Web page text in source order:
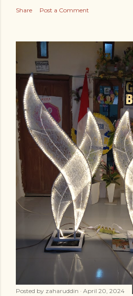
Share Post a Comment
Posted by zaharuddin April 20, 2024